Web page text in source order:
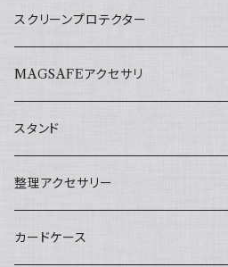
iPhone 13 mini用
iPhone 13用
iPhone 13 Pro用
iPhone 13 Pro Max用
スクリーンプロテクター
iPhone 13 mini用
iPhone 13/iPhone Pro用
iPhone 13 Pro Max用
MAGSAFEアクセサリ
スマホリング
スマホスタンド
スタンド
折りたたみ式スマホ・タブレットスタンド
マグネット式スマホスタンド
整理アクセサリー
マグネット式ケーブルオーガナイザー
カードケース